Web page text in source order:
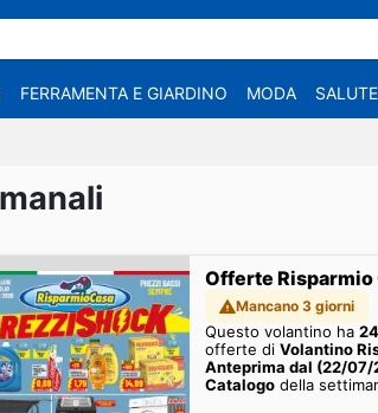
FERRAMENTA E GIARDINO MODA
Offerte Risparmio
Mancano 3 giorni
Questo volantino ha
offerte diVolantino
Anteprima dal (22/
Catalogo della